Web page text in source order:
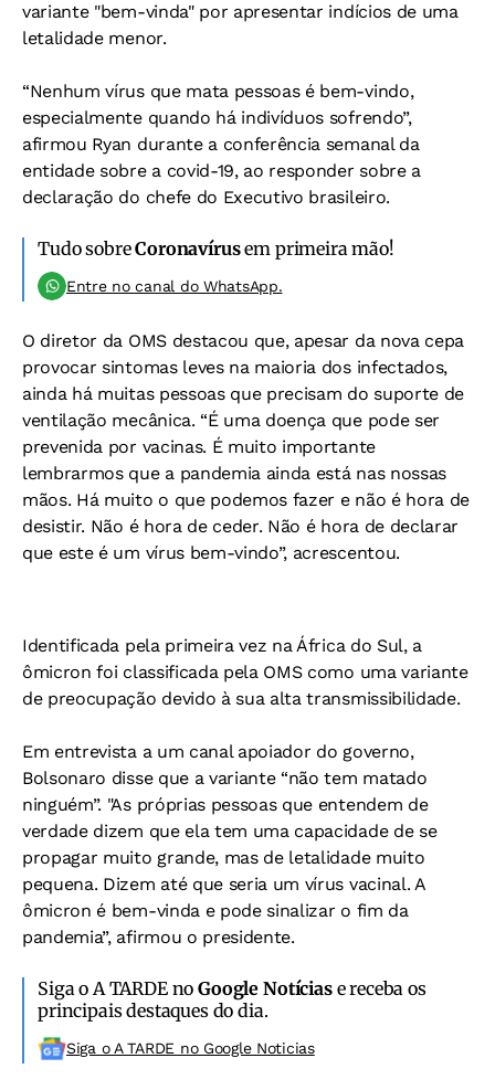
variante "bem-vinda" por apresentar indícios de uma
letalidade menor.
“Nenhum vírus que mata pessoas é bem-vindo,
especialmente quando há indivíduos sofrendo”,
afirmou Ryan durante a conferência semanal da
entidade sobre a covid-19, ao responder sobre a
declaração do chefe do Executivo brasileiro.
Tudo sobreCoronavírusem primeira mão!
Entre no canal do WhatsApp.
O diretor da OMS destacou que, apesar da nova cepa
provocar sintomas leves na maioria dos infectados,
ainda há muitas pessoas que precisam do suporte de
ventilação mecânica. “É uma doença que pode ser
prevenida por vacinas. É muito importante
lembrarmos que a pandemia ainda está nas nossas
mãos. Há muito o que podemos fazer e não é hora de
desistir. Não é hora de ceder. Não é hora de declarar
que este é um vírus bem-vindo”, acrescentou.
Identificada pela primeira vez na África do Sul, a
ômicron foi classificada pela OMS como uma variante
de preocupação devido à sua alta transmissibilidade.
Em entrevista a um canal apoiador do governo,
Bolsonaro disse que a variante “não tem matado
ninguém”. "As próprias pessoas que entendem de
verdade dizem que ela tem uma capacidade de se
propagar muito grande, mas de letalidade muito
pequena. Dizem até que seria um vírus vacinal. A
ômicron é bem-vinda e pode sinalizar o fim da
pandemia”, afirmou o presidente.
Siga o A TARDE noGoogle Notíciase receba os
principais destaques do dia.
Siga o A TARDE no Google Noticias